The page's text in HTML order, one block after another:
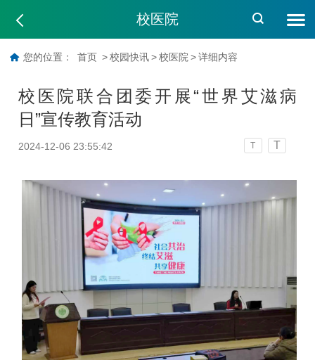
校医院
您的位置： 首页 > 校园快讯 > 校医院 > 详细内容
校医院联合团委开展“世界艾滋病
日”宣传教育活动
2024-12-06 23:55:42 T T